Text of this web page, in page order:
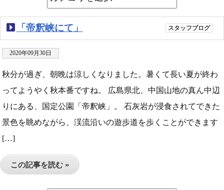
「帝釈峡にて」 スタッフブログ
2020年09月30日
秋分が過ぎ、朝晩は涼しくなりました。暑くて長い夏が終わ
ってようやく秋本番ですね。 広島県北、中国山地の真ん中辺
りにある、国定公園「帝釈峡」。 石灰岩が浸食されてできた
景色を眺めながら、渓流沿いの遊歩道を歩くことができます
[…]
この記事を読む »